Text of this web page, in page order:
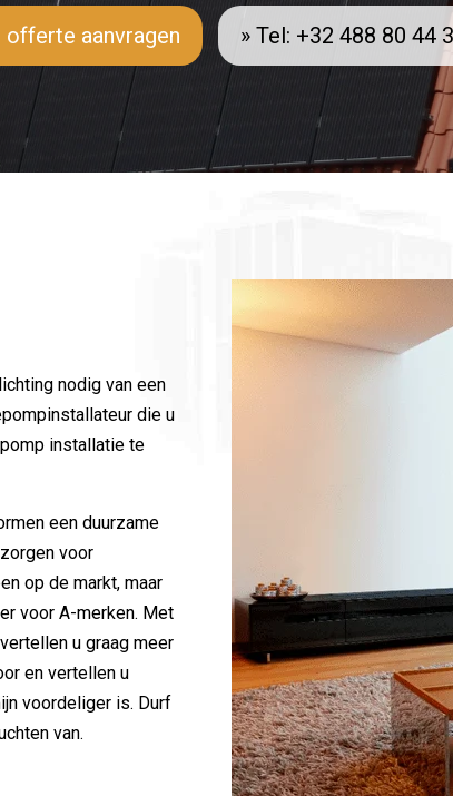
offerte aanvragen » Tel: +32 488 80 44
nodig van een
die u
installatie te
een duurzame
voor
op de markt, maar
voor A-merken. Met
u graag meer
en vertellen u
voordeliger is. Durf
van.